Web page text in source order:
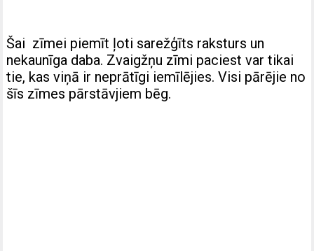
Šai zīmei piemīt ļoti sarežģīts raksturs un
nekaunīga daba. Zvaigžņu zīmi paciest var tikai
tie, kas viņā ir neprātīgi iemīlējies. Visi pārējie no
šīs zīmes pārstāvjiem bēg.